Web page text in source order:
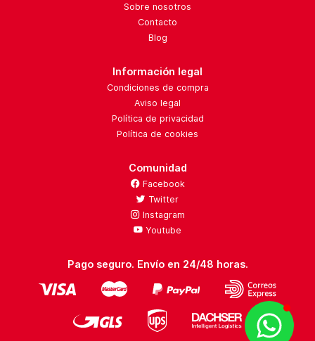
Sobre nosotros
Contacto
Blog
Información legal
Condiciones de compra
Aviso legal
Política de privacidad
Política de cookies
Comunidad
Facebook
Twitter
Instagram
Youtube
Pago seguro. Envío en 24/48 horas.